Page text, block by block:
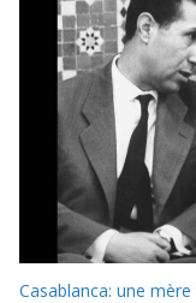
Casablanca: une